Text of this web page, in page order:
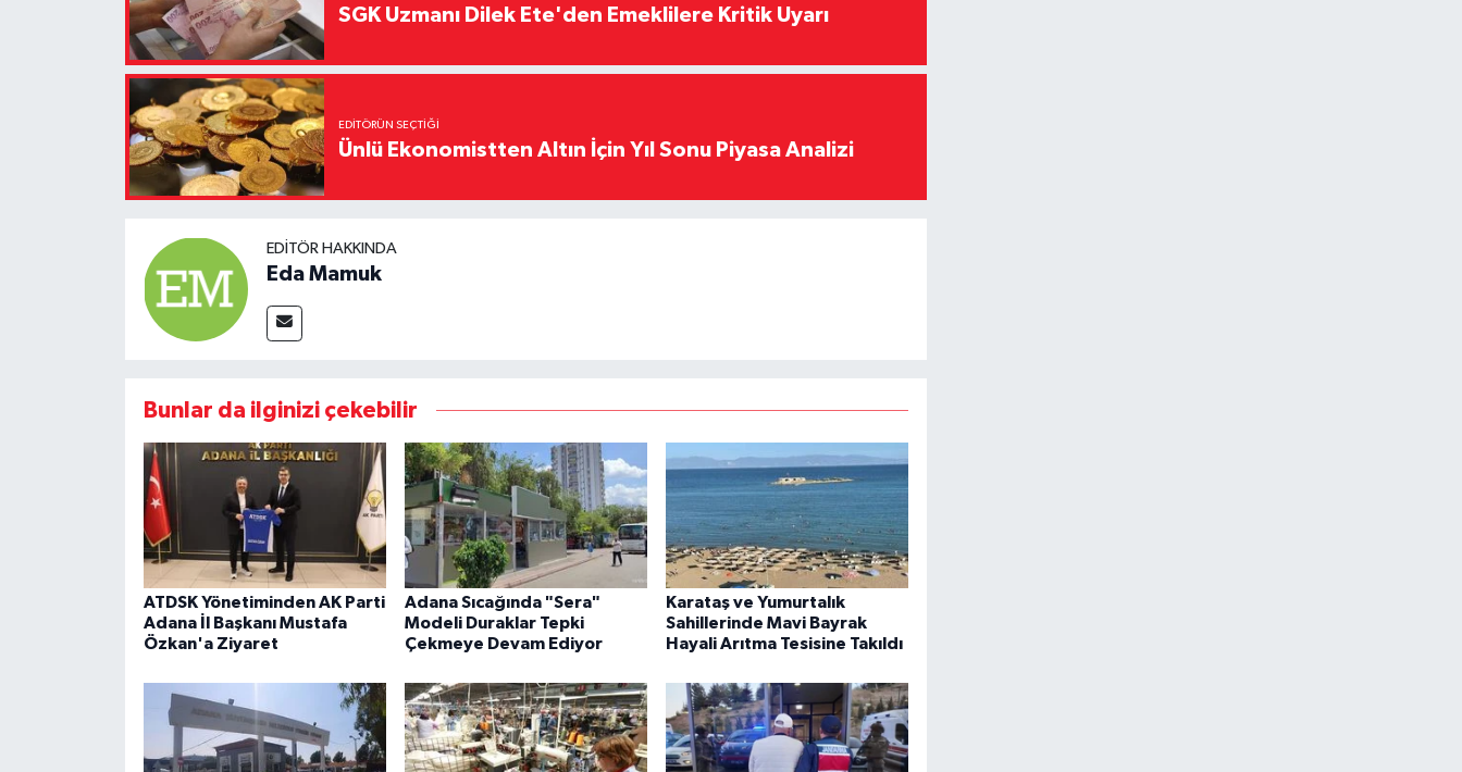
SGK Uzmanı Dilek Ete'den Emeklilere Kritik Uyarı
EDITÖRÜN SEÇTIĞI
Ünlü Ekonomistten Altın İçin Yıl Sonu Piyasa Analizi
EDITÖR HAKKINDA
Eda Mamuk
Bunlar da ilginizi çekebilir
ATDSK Yönetiminden AK Parti
Adana İl Başkanı Mustafa
Özkan'a Ziyaret
Adana Sıcağında "Sera"
Modeli Duraklar Tepki
Çekmeye Devam Ediyor
Karataş ve Yumurtalık
Sahillerinde Mavi Bayrak
Hayali Arıtma Tesisine Takıldı